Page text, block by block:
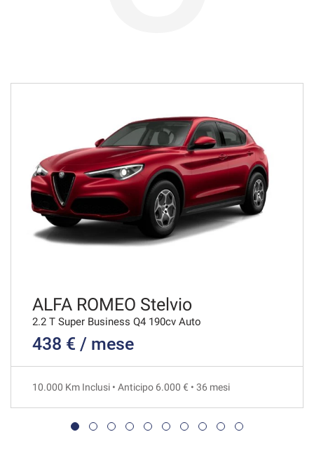
654€/mese
36 Mesi
VEDI
657€/mese
VEDI
678€/mese
48 Mesi
ALFA ROMEO Stelvio
2.2 T Super Business Q4 190cv Auto
438 € / mese
10.000 Km Inclusi • Anticipo 6.000 € • 36 mesi